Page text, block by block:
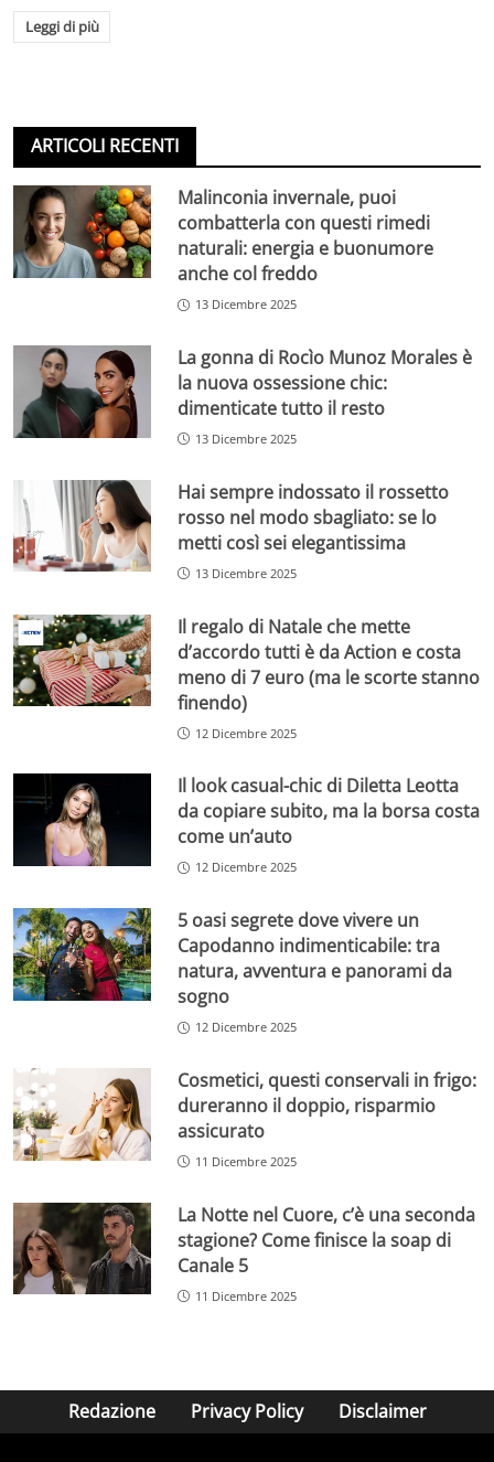
Leggi di più
ARTICOLI RECENTI
Malinconia invernale, puoi
combatterla con questi rimedi
naturali: energia e buonumore
anche col freddo
13 Dicembre 2025
La gonna di Rocìo Munoz Morales è
la nuova ossessione chic:
dimenticate tutto il resto
13 Dicembre 2025
Hai sempre indossato il rossetto
rosso nel modo sbagliato: se lo
metti così sei elegantissima
13 Dicembre 2025
Il regalo di Natale che mette
d’accordo tutti è da Action e costa
meno di 7 euro (ma le scorte stanno
finendo)
12 Dicembre 2025
Il look casual-chic di Diletta Leotta
da copiare subito, ma la borsa costa
come un’auto
12 Dicembre 2025
5 oasi segrete dove vivere un
Capodanno indimenticabile: tra
natura, avventura e panorami da
sogno
12 Dicembre 2025
Cosmetici, questi conservali in frigo:
dureranno il doppio, risparmio
assicurato
11 Dicembre 2025
La Notte nel Cuore, c’è una seconda
stagione? Come finisce la soap di
Canale 5
11 Dicembre 2025
Redazione Privacy Policy Disclaimer